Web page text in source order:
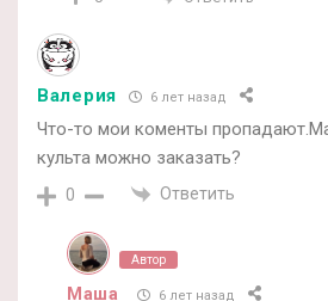
Валерия 6 лет назад
Что-то мои коменты
культа можно заказать?
0 Ответить
Автор
Маша 6 лет назад